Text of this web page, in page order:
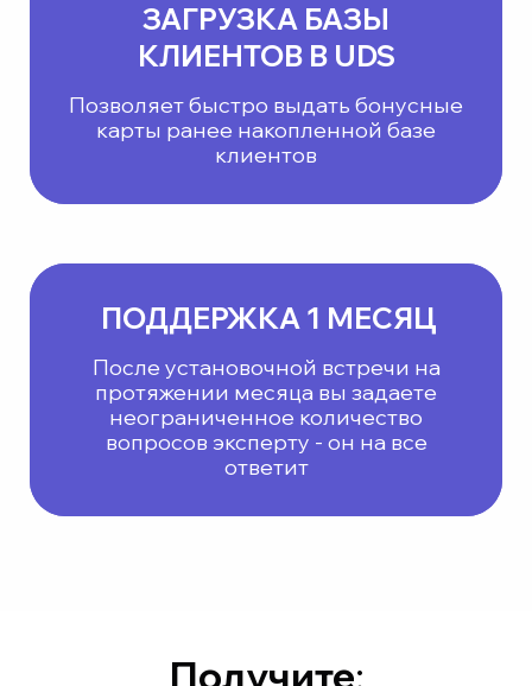
ЗАГРУЗКА БАЗЫ
КЛИЕНТОВ В UDS
Позволяет быстро выдать бонусные
карты ранее накопленной базе
клиентов
ПОДДЕРЖКА 1 МЕСЯЦ
После установочной встречи на
протяжении месяца вы задаете
неограниченное количество
вопросов эксперту - он на все
ответит
Получите: